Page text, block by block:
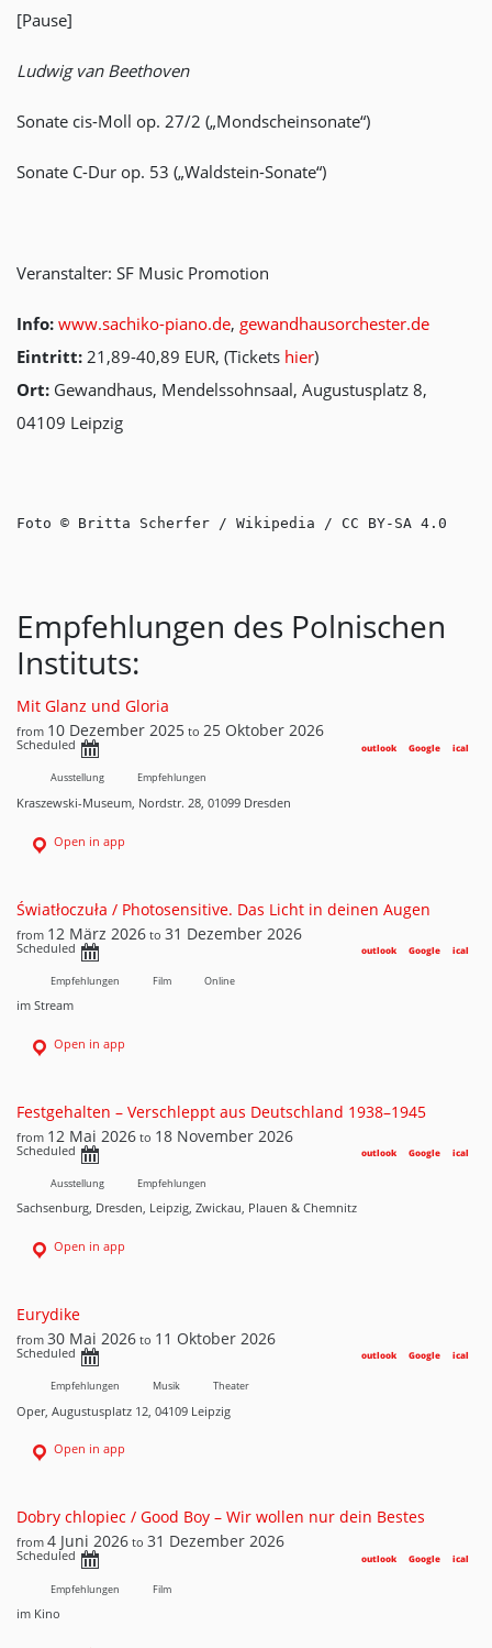
[Pause]
Ludwig van Beethoven
Sonate cis-Moll op. 27/2 („Mondscheinsonate“)
Sonate C-Dur op. 53 („Waldstein-Sonate“)
Veranstalter: SF Music Promotion
Info: www.sachiko-piano.de, gewandhausorchester.de
Eintritt: 21,89-40,89 EUR, (Tickets hier)
Ort: Gewandhaus, Mendelssohnsaal, Augustusplatz 8,
04109 Leipzig
Foto © Britta Scherfer / Wikipedia / CC BY-SA 4.0
Empfehlungen des Polnischen
Instituts:
Mit Glanz und Gloria
from 10 Dezember 2025 to 25 Oktober 2026
Scheduled ical
Google
outlook
Ausstellung Empfehlungen
Kraszewski-Museum, Nordstr. 28, 01099 Dresden
Open in app
Światłoczuła / Photosensitive. Das Licht in deinen Augen
from 12 März 2026 to 31 Dezember 2026
Scheduled ical
Google
outlook
Empfehlungen Film Online
im Stream
Open in app
Festgehalten – Verschleppt aus Deutschland 1938–1945
from 12 Mai 2026 to 18 November 2026
Scheduled ical
Google
outlook
Ausstellung Empfehlungen
Sachsenburg, Dresden, Leipzig, Zwickau, Plauen & Chemnitz
Open in app
Eurydike
from 30 Mai 2026 to 11 Oktober 2026
Scheduled ical
Google
outlook
Empfehlungen Musik Theater
Oper, Augustusplatz 12, 04109 Leipzig
Open in app
Dobry chlopiec / Good Boy – Wir wollen nur dein Bestes
from 4 Juni 2026 to 31 Dezember 2026
Scheduled ical
Google
outlook
Empfehlungen Film
im Kino